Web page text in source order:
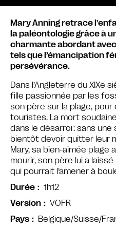
Mary Anning retrace
la paléontologie grâce à
charmante abordant
tels que l’émancipation
persévérance.
Dans l’Angleterre du XIXe
fille passionnée par les
son père sur la plage,
touristes. La mort
dans le désarroi : sans
bientôt devoir quitter leur
Mary, sa bien-aimée plage
mourir, son père lui a
qui pourrait l’amener à
Durée
1h12
Version
VOFR
Pays
Belgique/Suisse/